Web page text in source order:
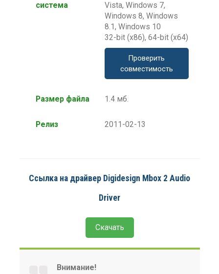
система
Vista, Windows 7,
Windows 8, Windows
8.1, Windows 10
32-bit (x86), 64-bit (x64)
Проверить
совместимость
Размер файла 1.4 мб.
Релиз 2011-02-13
Ссылка на драйвер Digidesign Mbox 2 Audio
Driver
Скачать
Внимание!